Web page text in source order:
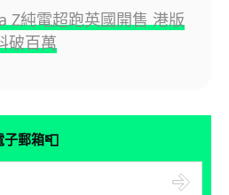
Z純電超跑英國開售 港版
破百萬
子郵箱📮